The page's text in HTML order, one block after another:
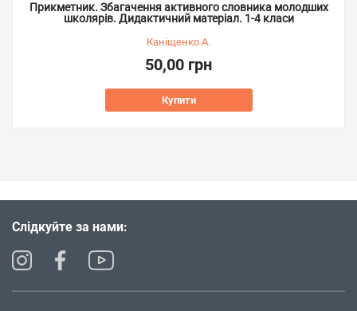
Прикметник. Збагачення активного словника молодших
школярів. Дидактичний матеріал. 1-4 класи
Каніщенко А.
50,00 грн
Купити
Слідкуйте за нами: